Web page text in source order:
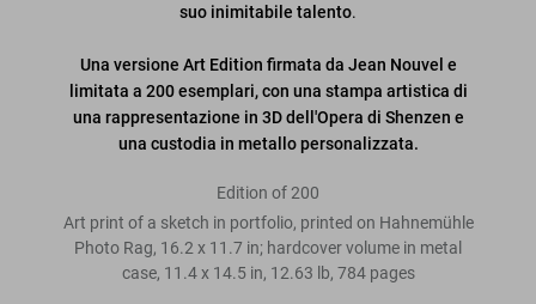
suo inimitabile talento.
Una versione Art Edition firmata da Jean Nouvel e
limitata a 200 esemplari, con una stampa artistica di
una rappresentazione in 3D dell'Opera di Shenzen e
una custodia in metallo personalizzata.
Edition of 200
Art print of a sketch in portfolio, printed on Hahnemühle
Photo Rag, 16.2 x 11.7 in; hardcover volume in metal
case, 11.4 x 14.5 in, 12.63 lb, 784 pages